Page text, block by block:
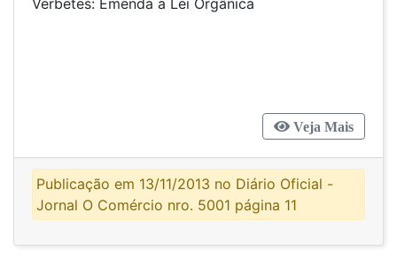
Verbetes: Emenda a Lei Orgânica
Veja Mais
Publicação em 13/11/2013 no Diário Oficial -
Jornal O Comércio nro. 5001 página 11